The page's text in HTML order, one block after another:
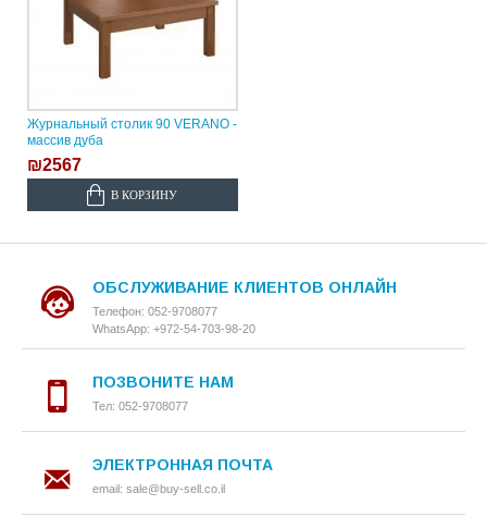
Журнальный столик 90 VERANO -
массив дуба
₪2567
В КОРЗИНУ
ОБСЛУЖИВАНИЕ КЛИЕНТОВ ОНЛАЙН
Телефон: 052-9708077
WhatsApp: +972-54-703-98-20
ПОЗВОНИТЕ НАМ
Тел: 052-9708077
ЭЛЕКТРОННАЯ ПОЧТА
email: sale@buy-sell.co.il